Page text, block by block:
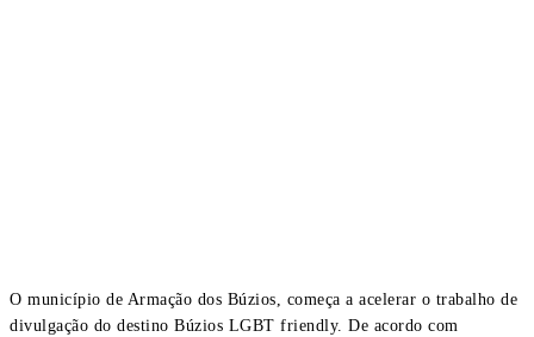
O município de Armação dos Búzios, começa a acelerar o trabalho de
divulgação do destino Búzios LGBT friendly. De acordo com